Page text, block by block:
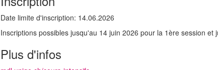
Date limite d'inscription: 14.06.2026
Inscriptions possibles jusqu'au 14 juin 2026 pour la 1ère session
Plus d'infos